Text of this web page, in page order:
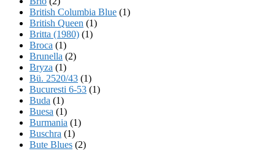
British Columbia Blue (1)
British Queen (1)
Britta (1980) (1)
Broca (1)
Brunella (2)
Bryza (1)
Bü. 2520/43 (1)
Bucuresti 6-53 (1)
Buda (1)
Buesa (1)
Burmania (1)
Buschra (1)
Bute Blues (2)